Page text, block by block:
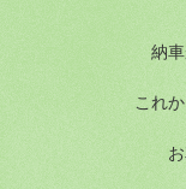
納
これ